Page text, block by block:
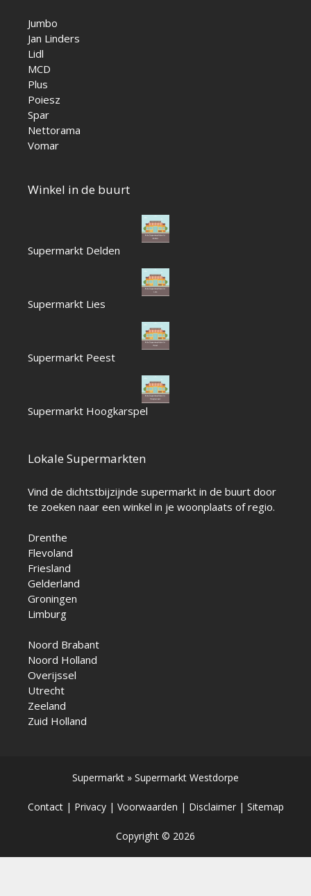
Jumbo
Jan Linders
Lidl
MCD
Plus
Poiesz
Spar
Nettorama
Vomar
Winkel in de buurt
Supermarkt Delden
Supermarkt Lies
Supermarkt Peest
Supermarkt Hoogkarspel
Lokale Supermarkten
Vind de dichtstbijzijnde supermarkt in de buurt door
te zoeken naar een winkel in je woonplaats of regio.
Drenthe
Flevoland
Friesland
Gelderland
Groningen
Limburg
Noord Brabant
Noord Holland
Overijssel
Utrecht
Zeeland
Zuid Holland
Supermarkt » Supermarkt Westdorpe
Contact| Privacy| Voorwaarden | Disclaimer| Sitemap
Copyright © 2026